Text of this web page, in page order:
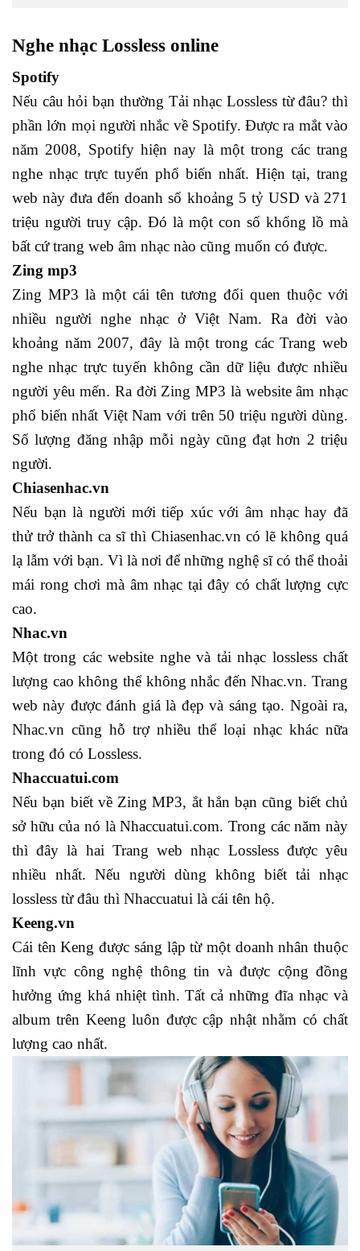
Nghe nhạc Lossless online
Spotify
Nếu câu hỏi bạn thường Tải nhạc Lossless từ đâu? thì
phần lớn mọi người nhắc về Spotify. Được ra mắt vào
năm 2008, Spotify hiện nay là một trong các trang
nghe nhạc trực tuyến phổ biến nhất. Hiện tại, trang
web này đưa đến doanh số khoảng 5 tỷ USD và 271
triệu người truy cập. Đó là một con số khổng lồ mà
bất cứ trang web âm nhạc nào cũng muốn có được.
Zing mp3
Zing MP3 là một cái tên tương đối quen thuộc với
nhiều người nghe nhạc ở Việt Nam. Ra đời vào
khoảng năm 2007, đây là một trong các Trang web
nghe nhạc trực tuyến không cần dữ liệu được nhiều
người yêu mến. Ra đời Zing MP3 là website âm nhạc
phổ biến nhất Việt Nam với trên 50 triệu người dùng.
Số lượng đăng nhập mỗi ngày cũng đạt hơn 2 triệu
người.
Chiasenhac.vn
Nếu bạn là người mới tiếp xúc với âm nhạc hay đã
thử trở thành ca sĩ thì Chiasenhac.vn có lẽ không quá
lạ lẫm với bạn. Vì là nơi để những nghệ sĩ có thể thoải
mái rong chơi mà âm nhạc tại đây có chất lượng cực
cao.
Nhac.vn
Một trong các website nghe và tải nhạc lossless chất
lượng cao không thể không nhắc đến Nhac.vn. Trang
web này được đánh giá là đẹp và sáng tạo. Ngoài ra,
Nhac.vn cũng hỗ trợ nhiều thể loại nhạc khác nữa
trong đó có Lossless.
Nhaccuatui.com
Nếu bạn biết về Zing MP3, ắt hẳn bạn cũng biết chủ
sở hữu của nó là Nhaccuatui.com. Trong các năm này
thì đây là hai Trang web nhạc Lossless được yêu
nhiều nhất. Nếu người dùng không biết tải nhạc
lossless từ đâu thì Nhaccuatui là cái tên hộ.
Keeng.vn
Cái tên Keng được sáng lập từ một doanh nhân thuộc
lĩnh vực công nghệ thông tin và được cộng đồng
hưởng ứng khá nhiệt tình. Tất cả những đĩa nhạc và
album trên Keeng luôn được cập nhật nhằm có chất
lượng cao nhất.